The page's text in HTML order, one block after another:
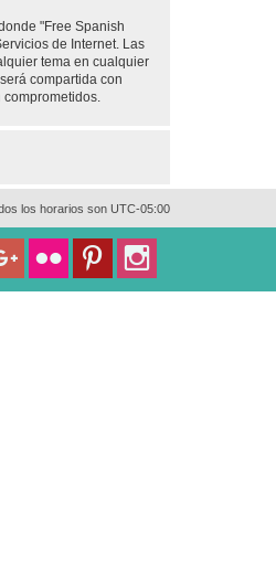
"Free Spanish
de Internet. Las
tema en cualquier
compartida con
los horarios son UTC-05:00